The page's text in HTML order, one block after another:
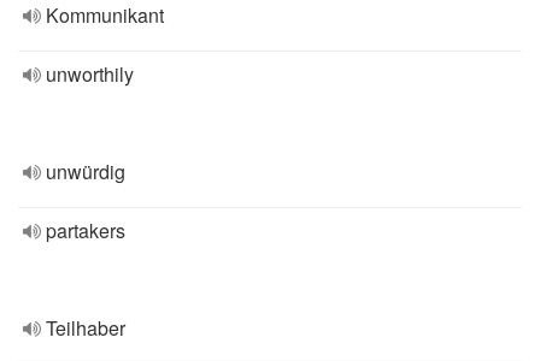
Kommunikant
unworthily
unwürdig
partakers
Teilhaber